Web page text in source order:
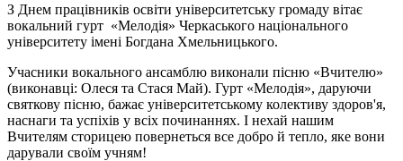
З Днем працівників освіти університетську громаду вітає
вокальний гурт «Мелодія» Черкаського національного
університету імені Богдана Хмельницького.
Учасники вокального ансамблю виконали пісню «Вчителю»
(виконавці: Олеся та Стася Май). Гурт «Мелодія», даруючи
святкову пісню, бажає університетському колективу здоров'я,
наснаги та успіхів у всіх починаннях. І нехай нашим
Вчителям сторицею повернеться все добро й тепло, яке вони
дарували своїм учням!